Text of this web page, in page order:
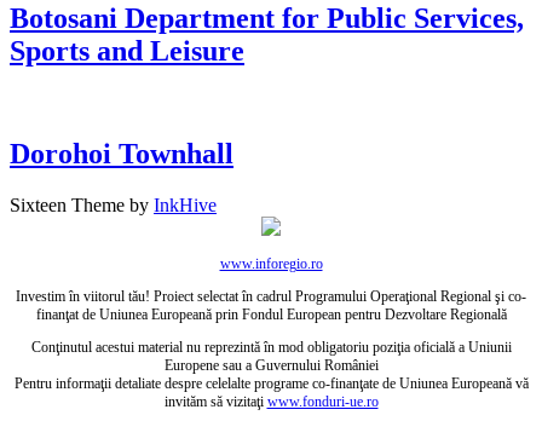
Botosani Department for Public Services,
Sports and Leisure
Dorohoi Townhall
Sixteen Theme by InkHive
www.inforegio.ro
Investim în viitorul tău! Proiect selectat în cadrul Programului Operaţional Regional şi co-
finanţat de Uniunea Europeană prin Fondul European pentru Dezvoltare Regională
Conţinutul acestui material nu reprezintă în mod obligatoriu poziţia oficială a Uniunii
Europene sau a Guvernului României
Pentru informaţii detaliate despre celelalte programe co-finanţate de Uniunea Europeană vă
invităm să vizitaţi www.fonduri-ue.ro